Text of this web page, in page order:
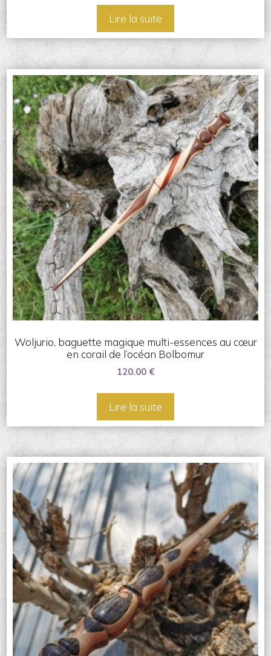
Lire la suite
Woljurio, baguette magique multi-essences au cœur
en corail de l’océan Bolbomur
120.00 €
Lire la suite